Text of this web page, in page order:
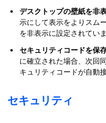
デスクトップの壁紙を非
示にして表示をよりスム
を非表示に設定されていま
セキュリティコードを保
に確立された場合、次回
キュリティコードが自動
セキュリティ